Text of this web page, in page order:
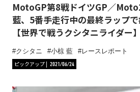
MotoGP第8戦ドイツGP／
藍、5番手走行中の最終ラップ
【世界で戦うクシタニライダー】
クシタニ 小椋 藍
レースレポート
ピックアップ
2021/06/24